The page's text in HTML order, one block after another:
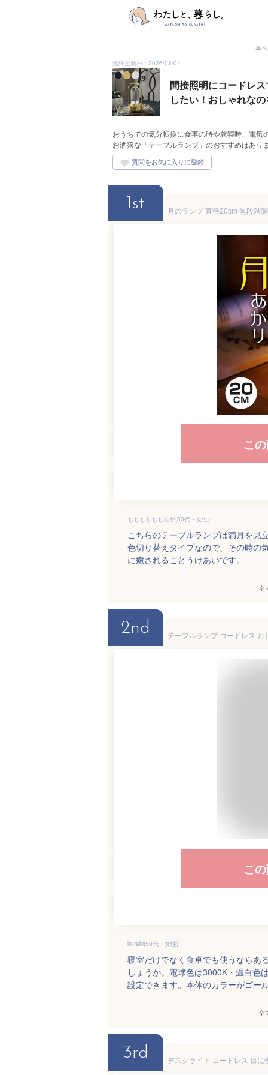
本
最終更新日：2026/08/04
間接照明にコードレ
したい！おしゃれな
おうちでの気分転換に食事の時や就寝時、電
お洒落な「テーブルランプ」のおすすめはあ
1st
こ
ももももももんが(50代・女性)
こちらのテーブルランプは満月を見
色切り替えタイプなので、その時の
に癒されることうけあいです。
全
2nd
こ
kuraki(50代・女性)
寝室だけでなく食卓でも使うならあ
しょうか。電球色は3000K・温白色
設定できます。本体のカラーがゴー
全
3rd